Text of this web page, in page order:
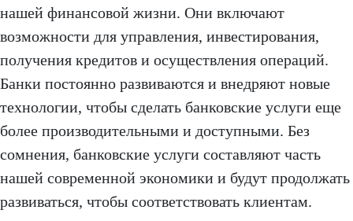
нашей финансовой жизни. Они включают
возможности для управления, инвестирования,
получения кредитов и осуществления операций.
Банки постоянно развиваются и внедряют новые
технологии, чтобы сделать банковские услуги еще
более производительными и доступными. Без
сомнения, банковские услуги составляют часть
нашей современной экономики и будут продолжать
развиваться, чтобы соответствовать клиентам.